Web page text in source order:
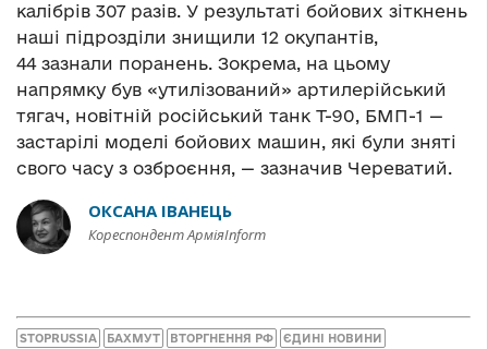
калібрів 307 разів. У результаті бойових зіткнень
наші підрозділи знищили 12 окупантів,
44 зазнали поранень. Зокрема, на цьому
напрямку був «утилізований» артилерійський
тягач, новітній російський танк Т-90, БМП-1 —
застарілі моделі бойових машин, які були зняті
свого часу з озброєння, — зазначив Череватий.
ОКСАНА ІВАНЕЦЬ
Кореспондент АрміяInform
STOPRUSSIA БАХМУТ ВТОРГНЕННЯ РФ ЄДИНІ НОВИНИ